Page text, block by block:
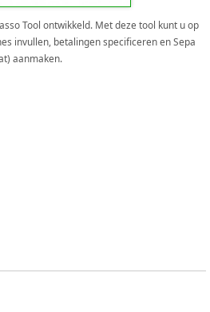
Tool ontwikkeld. Met deze tool kunt u op
invullen, betalingen specificeren en Sepa
aanmaken.